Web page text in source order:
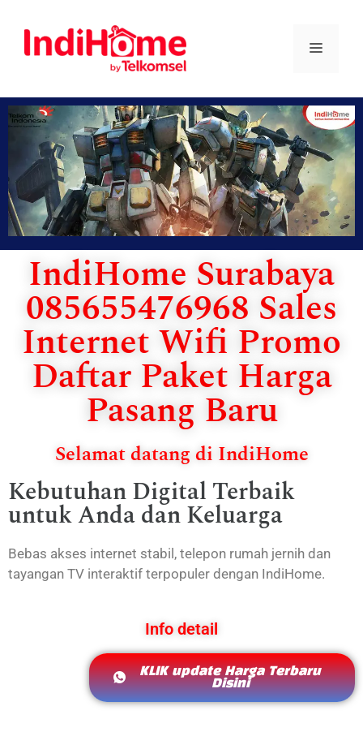
IndiHome Surabaya
085655476968 Sales
Internet Wifi Promo
Daftar Paket Harga
Pasang Baru
Selamat datang di IndiHome
Kebutuhan Digital Terbaik
untuk Anda dan Keluarga
Bebas akses internet stabil, telepon rumah jernih dan
tayangan TV interaktif terpopuler dengan IndiHome.
Info detail
KLIK update Harga Terbaru
Disini